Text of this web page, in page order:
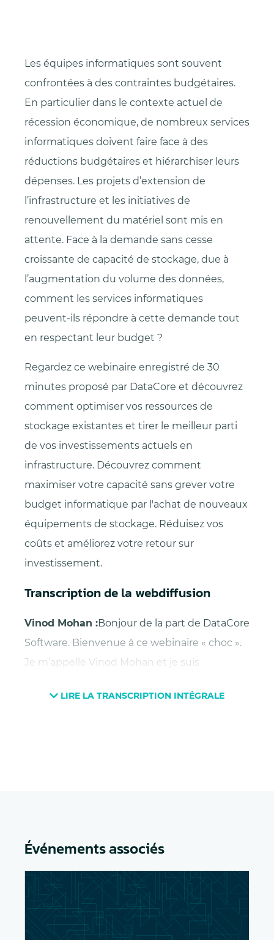
Les équipes informatiques sont souvent
confrontées à des contraintes budgétaires.
En particulier dans le contexte actuel de
récession économique, de nombreux services
informatiques doivent faire face à des
réductions budgétaires et hiérarchiser leurs
dépenses. Les projets d’extension de
l’infrastructure et les initiatives de
renouvellement du matériel sont mis en
attente. Face à la demande sans cesse
croissante de capacité de stockage, due à
l’augmentation du volume des données,
comment les services informatiques
peuvent-ils répondre à cette demande tout
en respectant leur budget ?
Regardez ce webinaire enregistré de 30
minutes proposé par DataCore et découvrez
comment optimiser vos ressources de
stockage existantes et tirer le meilleur parti
de vos investissements actuels en
infrastructure. Découvrez comment
maximiser votre capacité sans grever votre
budget informatique par l'achat de nouveaux
équipements de stockage. Réduisez vos
coûts et améliorez votre retour sur
investissement.
Transcription de la webdiffusion
Vinod Mohan :Bonjour de la part de DataCore
Software. Bienvenue à ce webinaire « choc ».
Je m’appelle Vinod Mohan et je suis
chez DataCore ; c’est moi qui animerai la
récession économique qui en découle,
informatiques sont affectés. Et comment les
équipes informatiques peuvent gérer et
répondre à leurs besoins en matière de
stockage de données sans avoir à dépenser
LIRE LA TRANSCRIPTION INTÉGRALE
Événements associés